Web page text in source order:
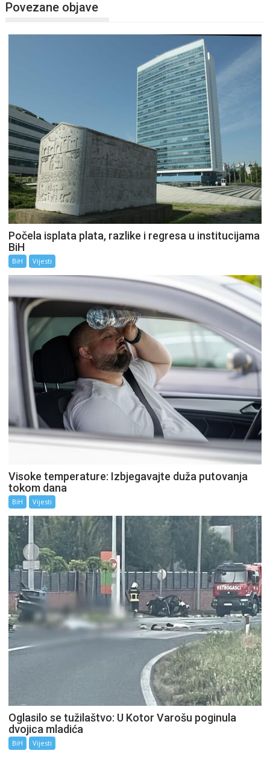
Povezane objave
Počela isplata plata, razlike i regresa u institucijama
BiH
BiH Vijesti
Visoke temperature: Izbjegavajte duža putovanja
tokom dana
BiH Vijesti
Oglasilo se tužilaštvo: U Kotor Varošu poginula
dvojica mladića
BiH Vijesti